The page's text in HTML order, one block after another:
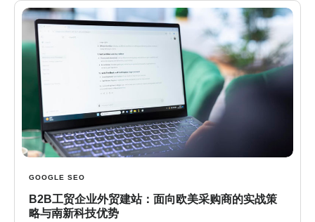
GOOGLE SEO
B2B工贸企业外贸建站：面向欧美采购商的实战策
略与南新科技优势